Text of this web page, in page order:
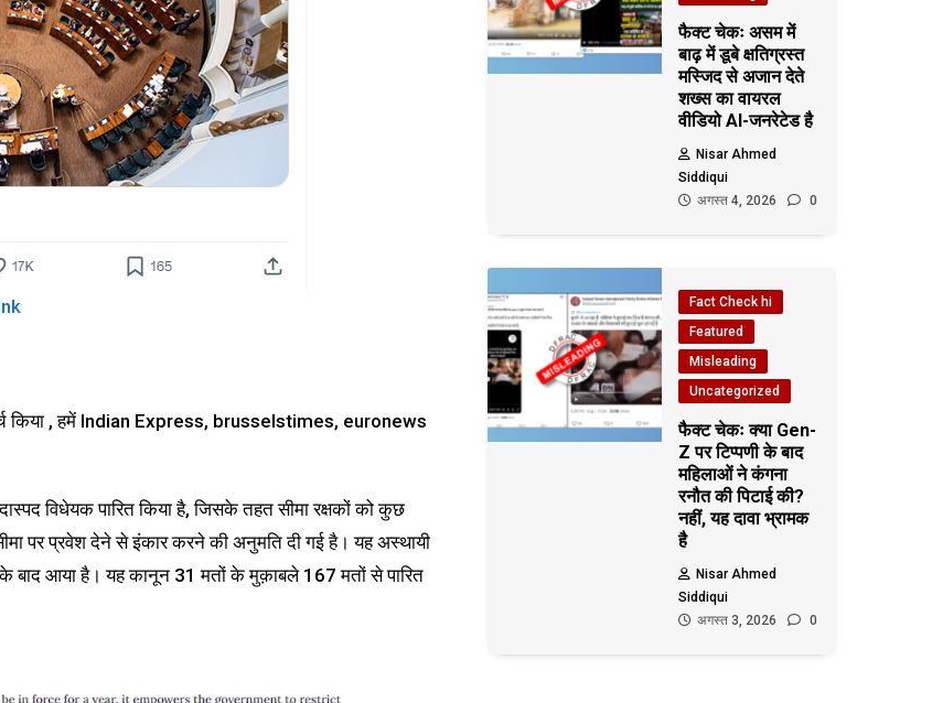
किया , हमें Indian Express, brusselstimes, euronews
विधेयक पारित किया है, जिसके तहत सीमा रक्षकों को कुछ
सीमा पर प्रवेश देने से इंकार करने की अनुमति दी गई है। यह अस्थायी
बाद आया है। यह कानून 31 मतों के मुक़ाबले 167 मतों से पारित
फैक्ट चेकः असम में
बाढ़ में डूबे क्षतिग्रस्त
मस्जिद से अजान देते
शख्स का वायरल
वीडियो AI-जनरेटेड है
Nisar Ahmed
Siddiqui
अगस्त 4, 2026
0
Fact Check hi
Featured
Misleading
Uncategorized
फैक्ट चेकः क्या Gen-
Z पर टिप्पणी के बाद
महिलाओं ने कंगना
रनौत की पिटाई की?
नहीं, यह दावा भ्रामक
है
Nisar Ahmed
Siddiqui
अगस्त 3, 2026
0